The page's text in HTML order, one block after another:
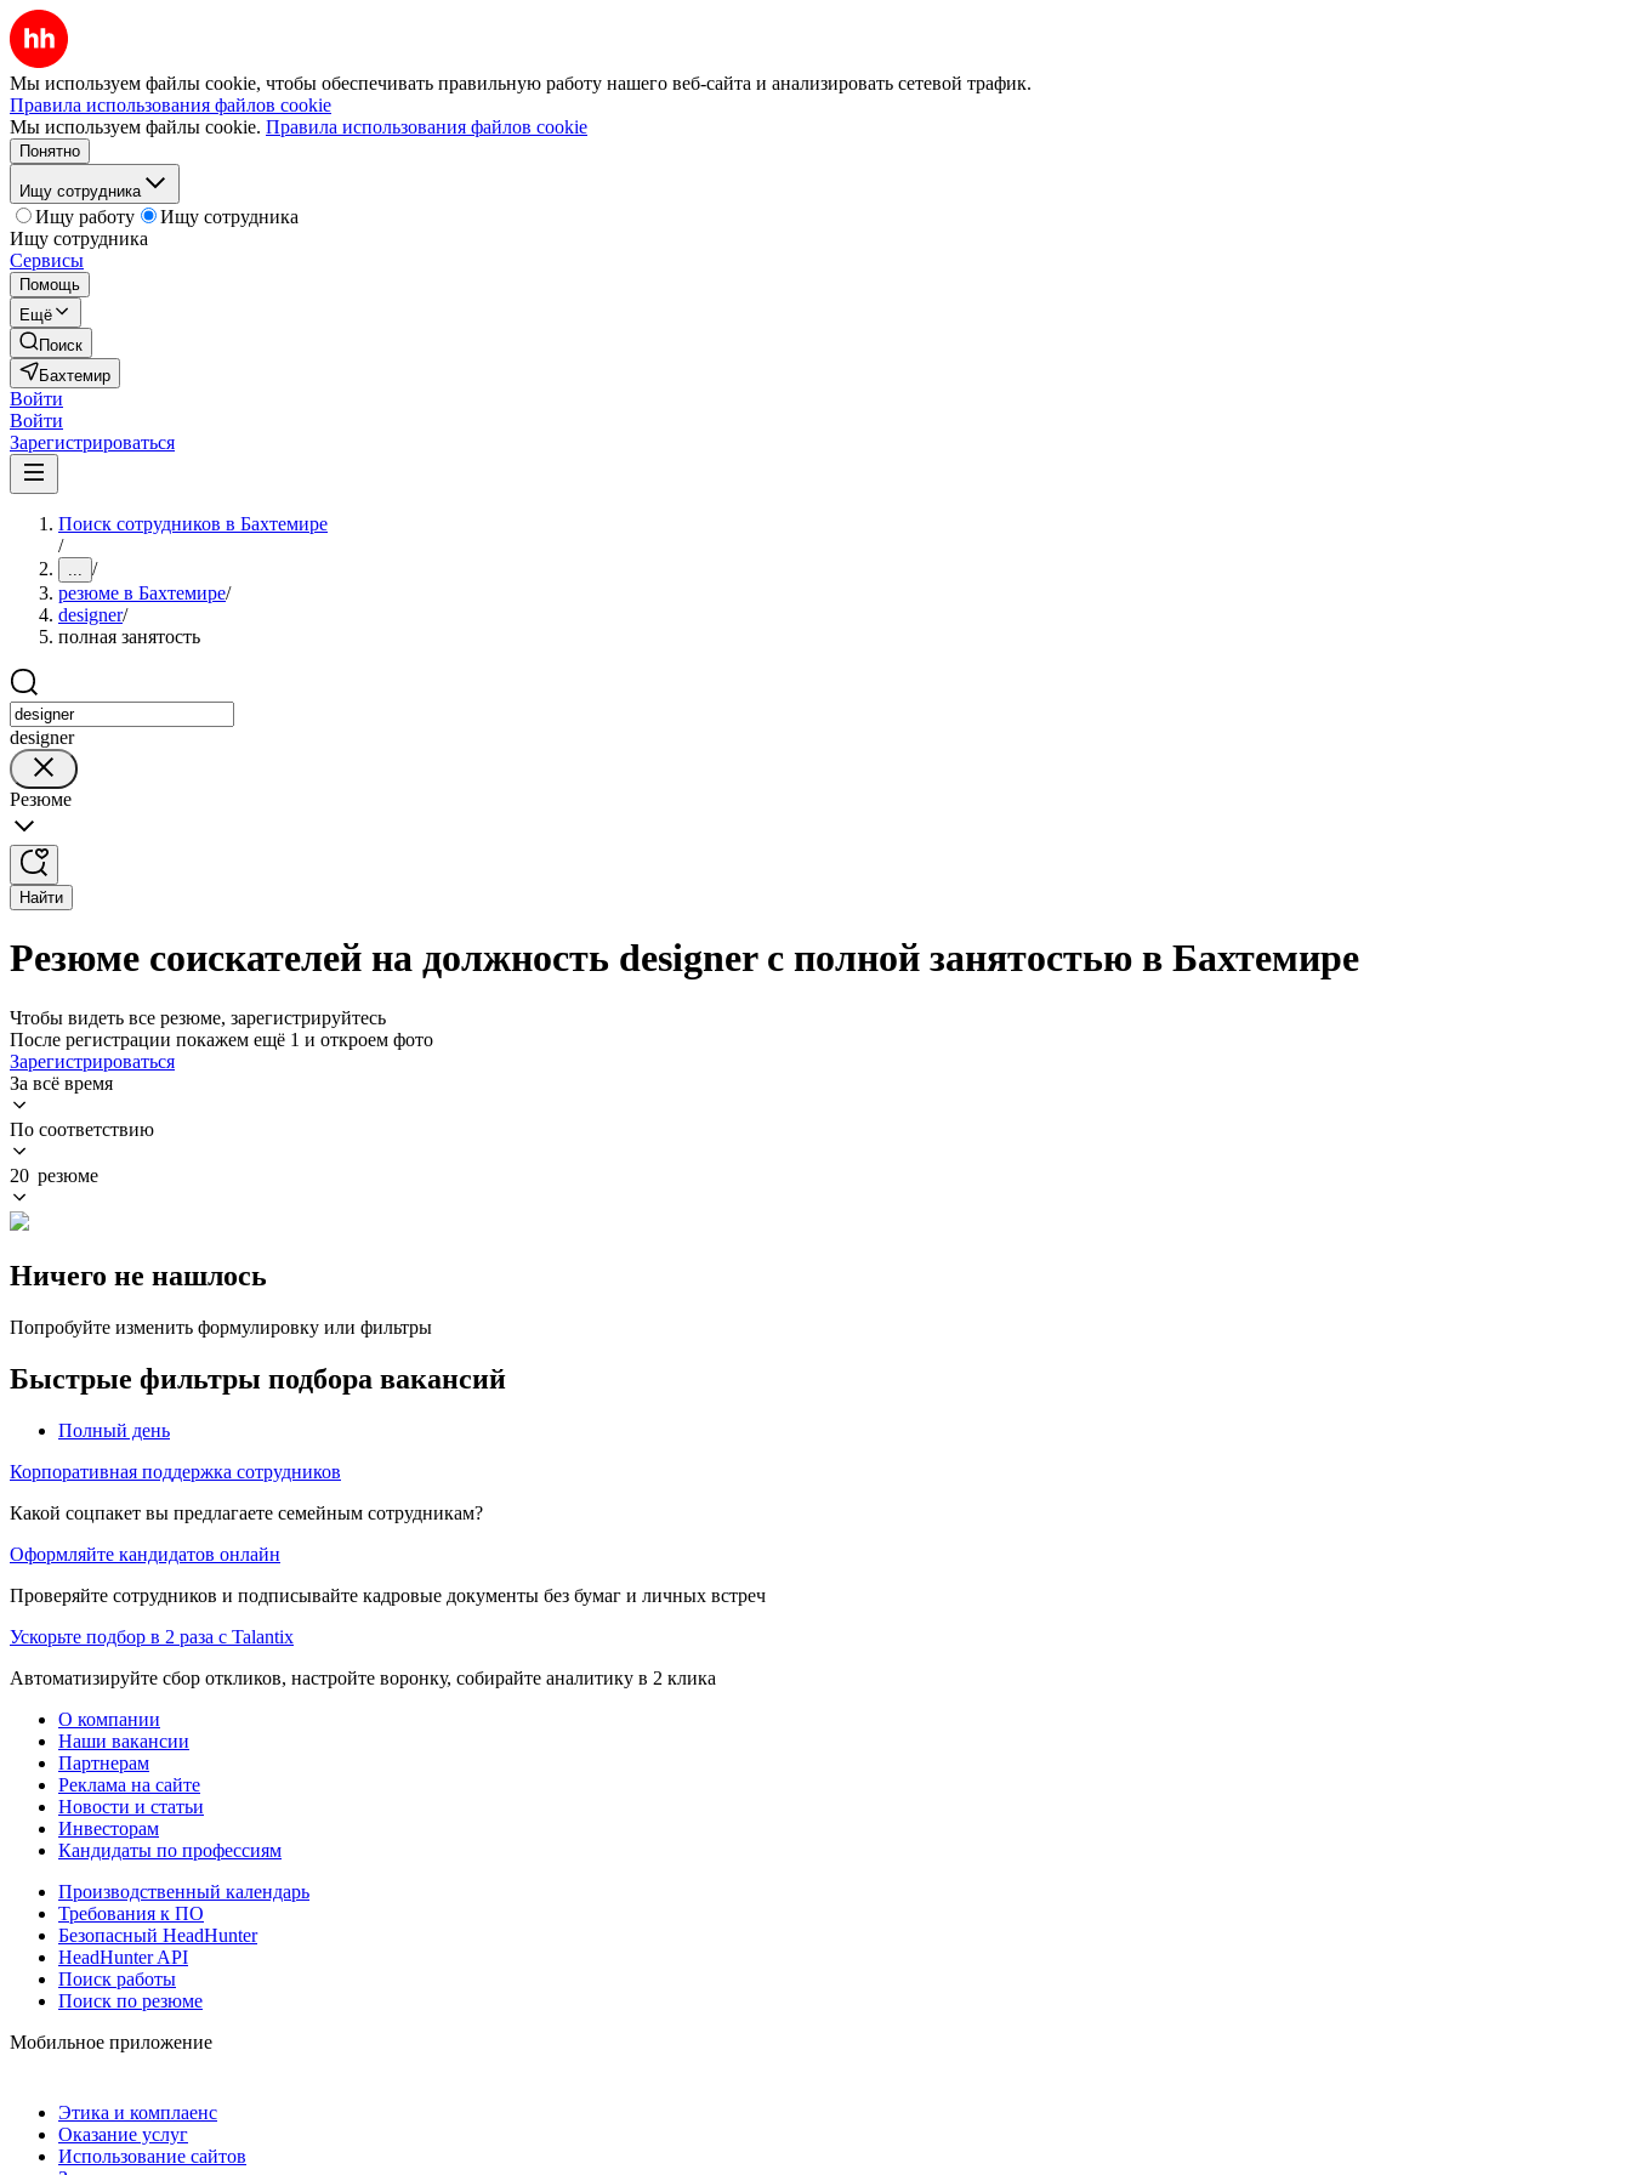
Мы используем файлы cookie, чтобы обеспечивать правильную работу нашего веб-сайта и анализировать сетевой трафик.
Правила использования файлов cookie
Мы используем файлы cookie. Правила использования файлов cookie
Понятно
Ищу сотрудника
Ищу работу
Ищу сотрудника
Ищу сотрудника
Сервисы
Помощь
Ещё
Поиск
Бахтемир
Войти
Войти
Зарегистрироваться
Поиск сотрудников в Бахтемире
/
... /
резюме в Бахтемире/
designer/
полная занятость
designer
Резюме
Найти
Резюме соискателей на должность designer с полной занятостью в Бахтемире
Чтобы видеть все резюме, зарегистрируйтесь
После регистрации покажем ещё 1 и откроем фото
Зарегистрироваться
За всё время
По соответствию
20 резюме
Ничего не нашлось
Попробуйте изменить формулировку или фильтры
Быстрые фильтры подбора вакансий
Полный день
Корпоративная поддержка сотрудников
Какой соцпакет вы предлагаете семейным сотрудникам?
Оформляйте кандидатов онлайн
Проверяйте сотрудников и подписывайте кадровые документы без бумаг и личных встреч
Ускорьте подбор в 2 раза с Talantix
Автоматизируйте сбор откликов, настройте воронку, собирайте аналитику в 2 клика
О компании
Наши вакансии
Партнерам
Реклама на сайте
Новости и статьи
Инвесторам
Кандидаты по профессиям
Производственный календарь
Требования к ПО
Безопасный HeadHunter
HeadHunter API
Поиск работы
Поиск по резюме
Мобильное приложение
Этика и комплаенс
Оказание услуг
Использование сайтов